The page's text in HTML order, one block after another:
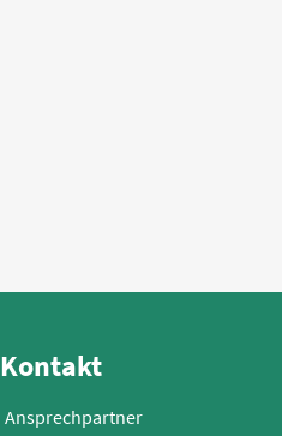
Kontakt
Ansprechpartner